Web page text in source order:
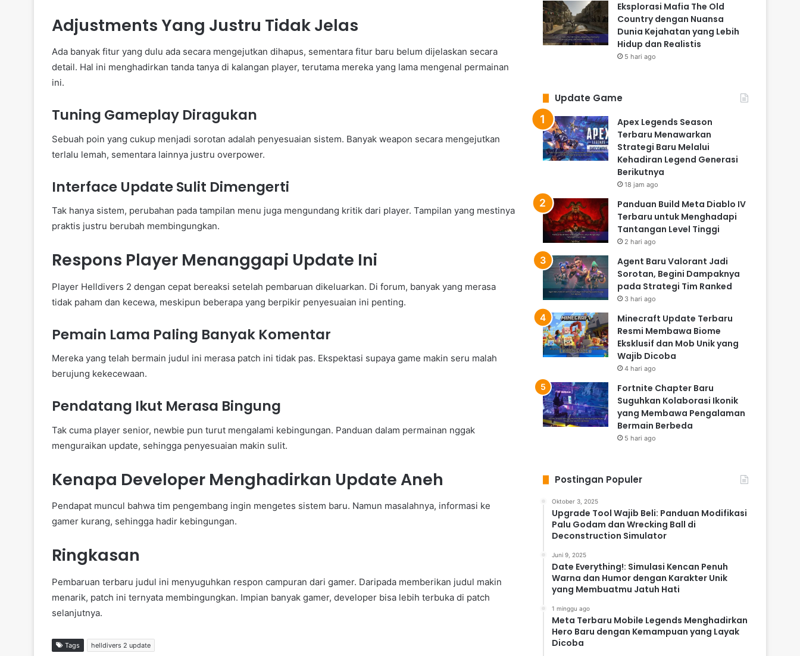
Adjustments Yang Justru Tidak Jelas
Ada banyak fitur yang dulu ada secara mengejutkan dihapus, sementara fitur baru belum dijelaskan secara
detail. Hal ini menghadirkan tanda tanya di kalangan player, terutama mereka yang lama mengenal permainan
ini.
Tuning Gameplay Diragukan
Sebuah poin yang cukup menjadi sorotan adalah penyesuaian sistem. Banyak weapon secara mengejutkan
terlalu lemah, sementara lainnya justru overpower.
Interface Update Sulit Dimengerti
Tak hanya sistem, perubahan pada tampilan menu juga mengundang kritik dari player. Tampilan yang mestinya
praktis justru berubah membingungkan.
Respons Player Menanggapi Update Ini
Player Helldivers 2 dengan cepat bereaksi setelah pembaruan dikeluarkan. Di forum, banyak yang merasa
tidak paham dan kecewa, meskipun beberapa yang berpikir penyesuaian ini penting.
Pemain Lama Paling Banyak Komentar
Mereka yang telah bermain judul ini merasa patch ini tidak pas. Ekspektasi supaya game makin seru malah
berujung kekecewaan.
Pendatang Ikut Merasa Bingung
Tak cuma player senior, newbie pun turut mengalami kebingungan. Panduan dalam permainan nggak
menguraikan update, sehingga penyesuaian makin sulit.
Kenapa Developer Menghadirkan Update Aneh
Pendapat muncul bahwa tim pengembang ingin mengetes sistem baru. Namun masalahnya, informasi ke
gamer kurang, sehingga hadir kebingungan.
Ringkasan
Pembaruan terbaru judul ini menyuguhkan respon campuran dari gamer. Daripada memberikan judul makin
menarik, patch ini ternyata membingungkan. Impian banyak gamer, developer bisa lebih terbuka di patch
selanjutnya.
Tags helldivers 2 update
Eksplorasi Mafia The Old
Country dengan Nuansa
Dunia Kejahatan yang Lebih
Hidup dan Realistis
5 hari ago
Update Game
Apex Legends Season
Terbaru Menawarkan
Strategi Baru Melalui
Kehadiran Legend Generasi
Berikutnya
18 jam ago
Panduan Build Meta Diablo IV
Terbaru untuk Menghadapi
Tantangan Level Tinggi
2 hari ago
Agent Baru Valorant Jadi
Sorotan, Begini Dampaknya
pada Strategi Tim Ranked
3 hari ago
Minecraft Update Terbaru
Resmi Membawa Biome
Eksklusif dan Mob Unik yang
Wajib Dicoba
4 hari ago
Fortnite Chapter Baru
Suguhkan Kolaborasi Ikonik
yang Membawa Pengalaman
Bermain Berbeda
5 hari ago
Postingan Populer
Oktober 3, 2025
Upgrade Tool Wajib Beli: Panduan Modifikasi
Palu Godam dan Wrecking Ball di
Deconstruction Simulator
Juni 9, 2025
Date Everything!: Simulasi Kencan Penuh
Warna dan Humor dengan Karakter Unik
yang Membuatmu Jatuh Hati
1 minggu ago
Meta Terbaru Mobile Legends Menghadirkan
Hero Baru dengan Kemampuan yang Layak
Dicoba